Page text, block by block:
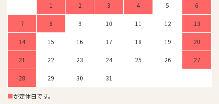
1 2 3 4 5 6
7 8 9 10 11 12 13
14 15 16 17 18 19 20
21 22 23 24 25 26 27
28 29 30 31
■が定休日です。